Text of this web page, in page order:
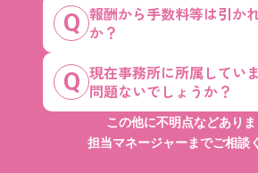
A 初期費用および所属にあたっ
費用は一切ありません。
Q 報酬から手数料等は引か
か？
A ライブ配信で獲得した報酬は
っていただけます。
弊社の手数料等は引いており
Q 現在事務所に所属していま
問題ないでしょうか？
所属事務所様の許可をいただ
登録可能です。詳細は一度ご
この他に不明点などあり
担当マネージャーまでご相談